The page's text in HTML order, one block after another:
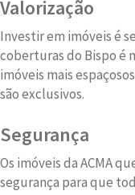
Valorização
Investir em imóveis é
coberturas do Bispo é
imóveis mais
são exclusivos.
Segurança
Os imóveis da ACMA
segurança para que